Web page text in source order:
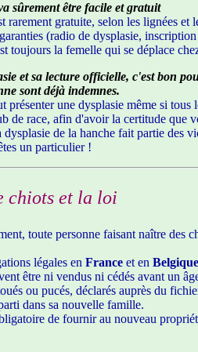
sûrement être facile et gratuit
rarement gratuite, selon les lignées
(radio de dysplasie,
toujours la femelle qui se déplace
et sa lecture officielle, c'est bon
sont déjà indemnes.
présenter une dysplasie même si
de race, afin d'avoir la certitude que
de la hanche fait partie des
un particulier !
chiots et la loi
toute personne faisant naître des
légales en France et en Belgique
être ni vendus ni cédés avant un
ou pucés, déclarés auprès du
dans sa nouvelle famille.
de fournir au nouveau